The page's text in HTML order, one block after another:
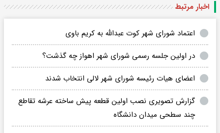
اخبار مرتبط
اعتماد شورای شهر کوت عبدالله به کریم باوی
در اولین جلسه رسمی شورای شهر اهواز چه گذشت؟
اعضای هیات رئیسه شورای شهر لالی انتخاب شدند
گزارش تصویری نصب اولین قطعه پیش ساخته عرشه تقاطع
چند سطحی میدان دانشگاه